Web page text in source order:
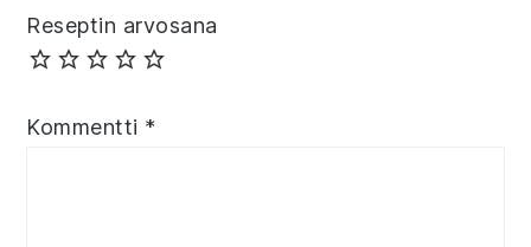
Reseptin arvosana
Kommentti *